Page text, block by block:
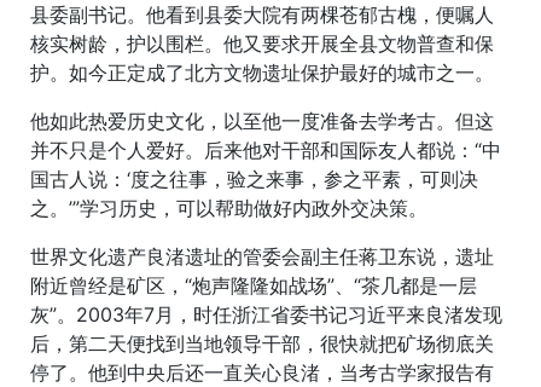
县委副书记。他看到县委大院有两棵苍郁古槐，便嘱人
核实树龄，护以围栏。他又要求开展全县文物普查和保
护。如今正定成了北方文物遗址保护最好的城市之一。
他如此热爱历史文化，以至他一度准备去学考古。但这
并不只是个人爱好。后来他对干部和国际友人都说：“中
国古人说：‘度之往事，验之来事，参之平素，可则决
之。’”学习历史，可以帮助做好内政外交决策。
世界文化遗产良渚遗址的管委会副主任蒋卫东说，遗址
附近曾经是矿区，“炮声隆隆如战场”、“茶几都是一层
灰”。2003年7月，时任浙江省委书记习近平来良渚发现
后，第二天便找到当地领导干部，很快就把矿场彻底关
停了。他到中央后还一直关心良渚，当考古学家报告有